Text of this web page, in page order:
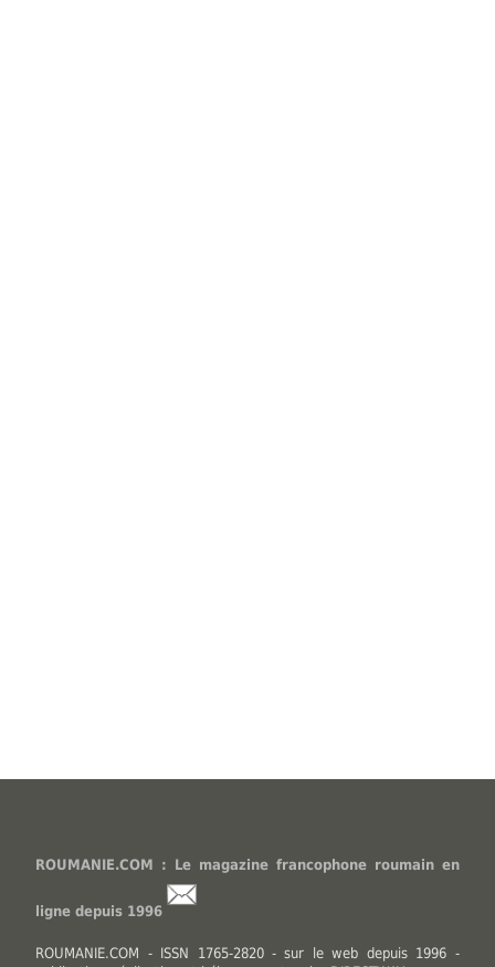
ROUMANIE.COM : Le magazine francophone roumain en
ligne depuis 1996
ROUMANIE.COM - ISSN 1765-2820 - sur le web depuis 1996 -